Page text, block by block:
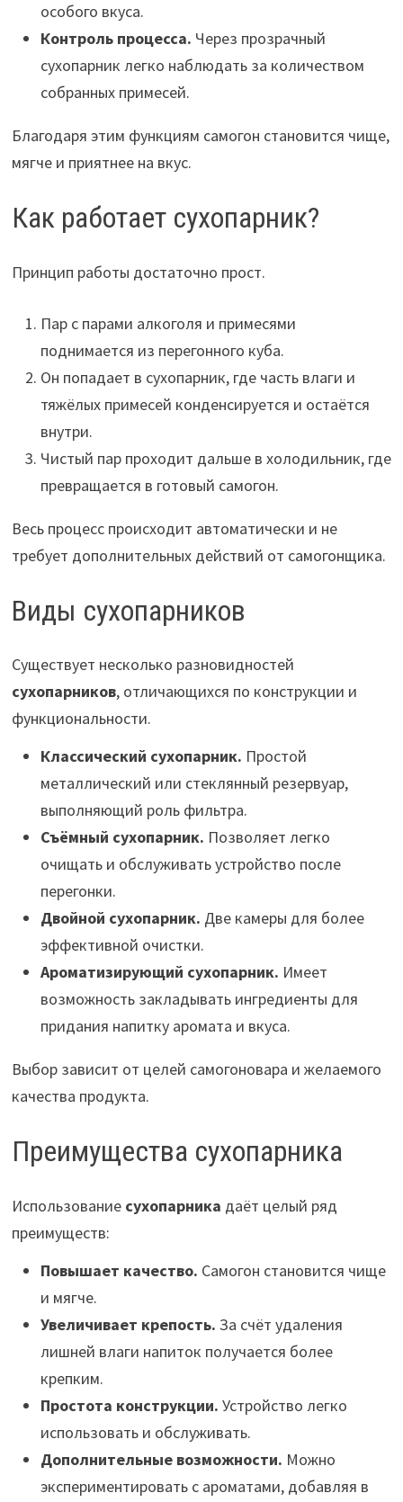
особого вкуса.
Контроль процесса. Через прозрачный
сухопарник легко наблюдать за количеством
собранных примесей.
Благодаря этим функциям самогон становится чище,
мягче и приятнее на вкус.
Как работает сухопарник?
Принцип работы достаточно прост.
Пар с парами алкоголя и примесями
поднимается из перегонного куба.
Он попадает в сухопарник, где часть влаги и
тяжёлых примесей конденсируется и остаётся
внутри.
Чистый пар проходит дальше в холодильник, где
превращается в готовый самогон.
Весь процесс происходит автоматически и не
требует дополнительных действий от самогонщика.
Виды сухопарников
Существует несколько разновидностей
сухопарников, отличающихся по конструкции и
функциональности.
Классический сухопарник. Простой
металлический или стеклянный резервуар,
выполняющий роль фильтра.
Съёмный сухопарник. Позволяет легко
очищать и обслуживать устройство после
перегонки.
Двойной сухопарник. Две камеры для более
эффективной очистки.
Ароматизирующий сухопарник. Имеет
возможность закладывать ингредиенты для
придания напитку аромата и вкуса.
Выбор зависит от целей самогоновара и желаемого
качества продукта.
Преимущества сухопарника
Использование сухопарника даёт целый ряд
преимуществ:
Повышает качество. Самогон становится чище
и мягче.
Увеличивает крепость. За счёт удаления
лишней влаги напиток получается более
крепким.
Простота конструкции. Устройство легко
использовать и обслуживать.
Дополнительные возможности. Можно
экспериментировать с ароматами, добавляя в